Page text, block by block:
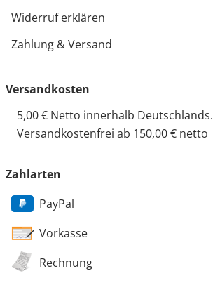
Widerruf erklären
Zahlung & Versand
Versandkosten
5,00 € Netto innerhalb Deutschlands.
Versandkostenfrei ab 150,00 € netto
Zahlarten
PayPal
Vorkasse
Rechnung